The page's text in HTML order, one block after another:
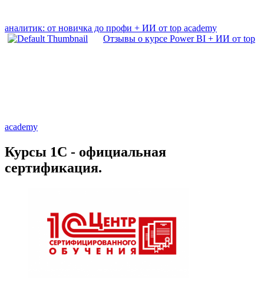
аналитик: от новичка до профи + ИИ от top academy
Отзывы о курсе Power BI + ИИ от top
academy
Курсы 1С - официальная
сертификация.